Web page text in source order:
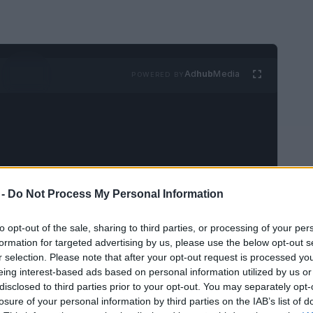
Do Not Process My Personal Information
opt-out of the sale, sharing to third parties, or processing of your
for targeted advertising by us, please use the below opt-out
selection. Please note that after your opt-out request is processed
interest-based ads based on personal information utilized by us
to third parties prior to your opt-out. You may separately
of your personal information by third parties on the IAB’s list of
AdhubMedia
crece cada año. Esta celebración es un
única para disfrutar de una rica
danzas de dragones, linternas rojasy una
nuevo año lunar invita a todos a participar